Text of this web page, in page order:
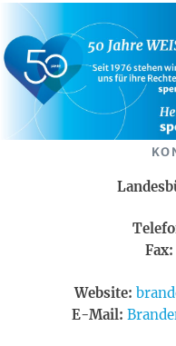
Fax:
Website:
E-Mail: